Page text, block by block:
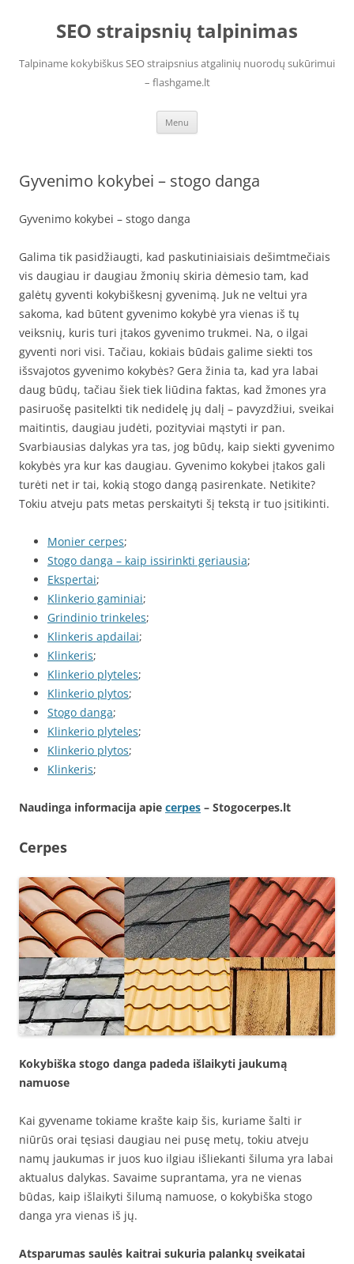
contentSEO straipsnių talpinimas
Talpiname kokybiškus SEO straipsnius atgalinių nuorodų sukūrimui
– flashgame.lt
Menu
Gyvenimo kokybei – stogo danga
Gyvenimo kokybei – stogo danga
Galima tik pasidžiaugti, kad paskutiniaisiais dešimtmečiais
vis daugiau ir daugiau žmonių skiria dėmesio tam, kad
galėtų gyventi kokybiškesnį gyvenimą. Juk ne veltui yra
sakoma, kad būtent gyvenimo kokybė yra vienas iš tų
veiksnių, kuris turi įtakos gyvenimo trukmei. Na, o ilgai
gyventi nori visi. Tačiau, kokiais būdais galime siekti tos
išsvajotos gyvenimo kokybės? Gera žinia ta, kad yra labai
daug būdų, tačiau šiek tiek liūdina faktas, kad žmones yra
pasiruošę pasitelkti tik nedidelę jų dalį – pavyzdžiui, sveikai
maitintis, daugiau judėti, pozityviai mąstyti ir pan.
Svarbiausias dalykas yra tas, jog būdų, kaip siekti gyvenimo
kokybės yra kur kas daugiau. Gyvenimo kokybei įtakos gali
turėti net ir tai, kokią stogo dangą pasirenkate. Netikite?
Tokiu atveju pats metas perskaityti šį tekstą ir tuo įsitikinti.
Monier cerpes;
Stogo danga – kaip issirinkti geriausia;
Ekspertai;
Klinkerio gaminiai;
Grindinio trinkeles;
Klinkeris apdailai;
Klinkeris;
Klinkerio plyteles;
Klinkerio plytos;
Stogo danga;
Klinkerio plyteles;
Klinkerio plytos;
Klinkeris;
Naudinga informacija apie cerpes – Stogocerpes.lt
Cerpes
Kokybiška stogo danga padeda išlaikyti jaukumą
namuose
Kai gyvename tokiame krašte kaip šis, kuriame šalti ir
niūrūs orai tęsiasi daugiau nei pusę metų, tokiu atveju
namų jaukumas ir juos kuo ilgiau išliekanti šiluma yra labai
aktualus dalykas. Savaime suprantama, yra ne vienas
būdas, kaip išlaikyti šilumą namuose, o kokybiška stogo
danga yra vienas iš jų.
Atsparumas saulės kaitrai sukuria palankų sveikatai